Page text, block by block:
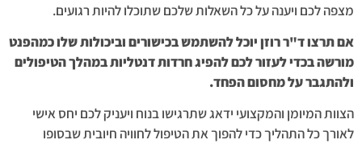
מצפה לכם ויענה על כל השאלות שלכם שתוכלו להיות רגועים.
אם תרצו ד"ר רוזן יוכל להשתמש בכישורים וביכולות שלו כמהפנט
מורשה בכדי לעזור לכם להפיג חרדות דנטליות במהלך הטיפולים
ולהתגבר על מחסום הפחד.
הצוות המיומן והמקצועי ידאג שתרגישו בנוח ויעניק לכם יחס אישי
לאורך כל התהליך כדי להפוך את הטיפול לחוויה חיובית שבסופו